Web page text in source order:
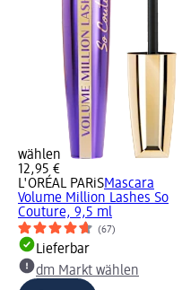
wählen
12,95 €
L'ORÉAL PARiSMascara
Volume Million Lashes So
Couture, 9,5 ml
(67)
Lieferbar
dm Markt wählen